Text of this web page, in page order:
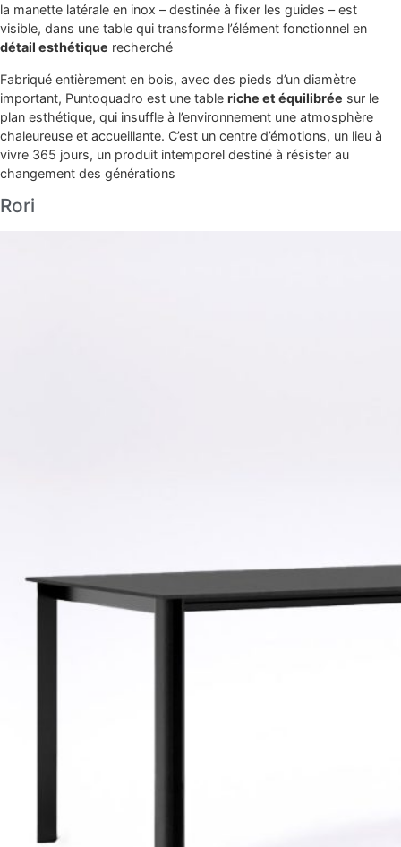
la manette latérale en inox – destinée à fixer les guides – est
visible, dans une table qui transforme l’élément fonctionnel en
détail esthétique recherché
Fabriqué entièrement en bois, avec des pieds d’un diamètre
important, Puntoquadro est une table riche et équilibrée sur le
plan esthétique, qui insuffle à l’environnement une atmosphère
chaleureuse et accueillante. C’est un centre d’émotions, un lieu à
vivre 365 jours, un produit intemporel destiné à résister au
changement des générations
Rori